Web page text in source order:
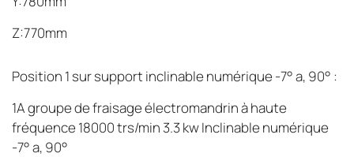
Z:770mm
Position 1 sur support inclinable numérique -7° a, 90° :
1A groupe de fraisage électromandrin à haute
fréquence 18000 trs/min 3.3 kw Inclinable numérique
-7° a, 90°